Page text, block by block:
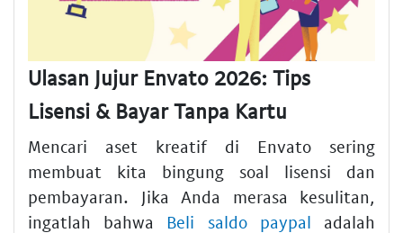
Ulasan Jujur Envato 2026: Tips
Lisensi & Bayar Tanpa Kartu
Mencari aset kreatif di Envato sering
membuat kita bingung soal lisensi dan
pembayaran. Jika Anda merasa kesulitan,
ingatlah bahwa Beli saldo paypal adalah